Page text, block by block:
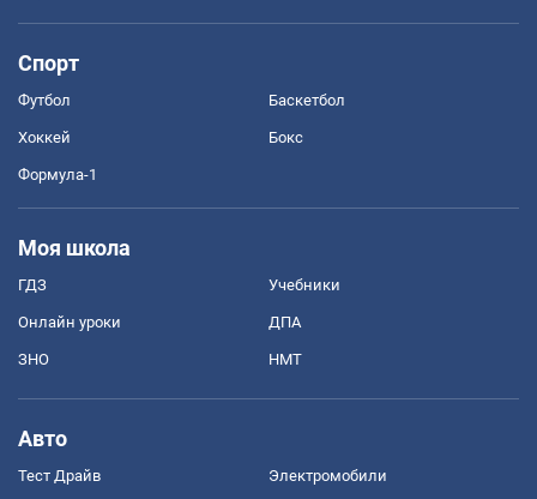
Спорт
Футбол Баскетбол
Хоккей Бокс
Формула-1
Моя школа
ГДЗ Учебники
Онлайн уроки ДПА
ЗНО НМТ
Авто
Тест Драйв Электромобили